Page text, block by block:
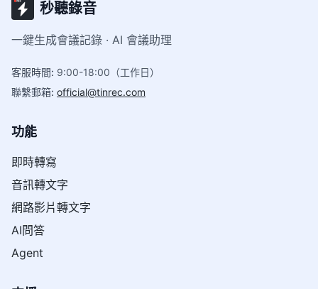
秒聽錄音
一鍵生成會議記錄 · AI 會議助理
客服時間: 9:00-18:00（工作日）
聯繫郵箱: official@tinrec.com
功能
即時轉寫
音訊轉文字
網路影片轉文字
AI問答
Agent